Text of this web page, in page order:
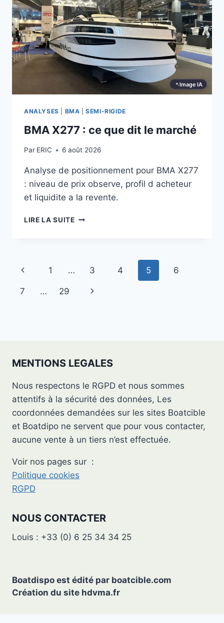
DIT
LE
MARCHÉ
Image IA
ANALYSES BMA |SEMI-RIGIDE
BMA X277 : ce que dit le marché
Par ERIC 6 août 2026
Analyse de positionnement pour BMA X277
: niveau de prix observe, profil d acheteur
et liquidite a la revente.
LIRE LA SUITEBMA
MARCHÉ
Navigation
Page
précédente
1 … 3 4 5 6
7 … 29
Page
MENTIONS LEGALES
Nous respectons le RGPD et nous sommes
attentifs à la sécurité des données, Les
coordonnées demandées sur les sites Boatcible
et Boatdipo ne servent que pour vous contacter,
aucune vente à un tiers n’est effectuée.
Voir nos pages sur :
Politique cookies
RGPD
NOUS CONTACTER
Louis : +33 (0) 6 25 34 34 25
Boatdispo est édité par boatcible.com
Création du site hdvma.fr